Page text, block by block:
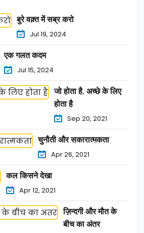
बुरे वक़्त में सब्र करो
Jul 19, 2024
एक गलत कदम
Jul 15, 2024
जो होता है, अच्छे के लिए
होता है
Sep 20, 2021
चुनौती और सकारात्मकता
Apr 26, 2021
कल किसने देखा
Apr 12, 2021
ज़िन्दगी और मौत के
बीच का अंतर